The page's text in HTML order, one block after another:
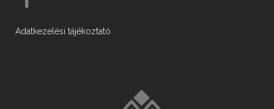
Adatkezelési tájékoztató